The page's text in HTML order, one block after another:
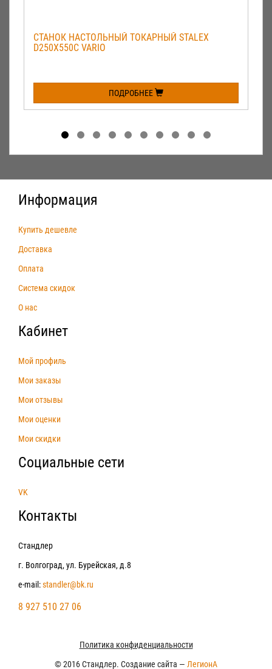
СТАНОК НАСТОЛЬНЫЙ ТОКАРНЫЙ STALEX
D250X550C VARIO
ПОДРОБНЕЕ
Информация
Купить дешевле
Доставка
Оплата
Система скидок
О нас
Кабинет
Мой профиль
Мои заказы
Мои отзывы
Мои оценки
Мои скидки
Социальные сети
VK
Контакты
Стандлер
г. Волгоград, ул. Бурейская, д.8
e-mail:standler@bk.ru
8 927 510 27 06
Политика конфиденциальности
© 2016 Стандлер. Создание сайта — ЛегионА